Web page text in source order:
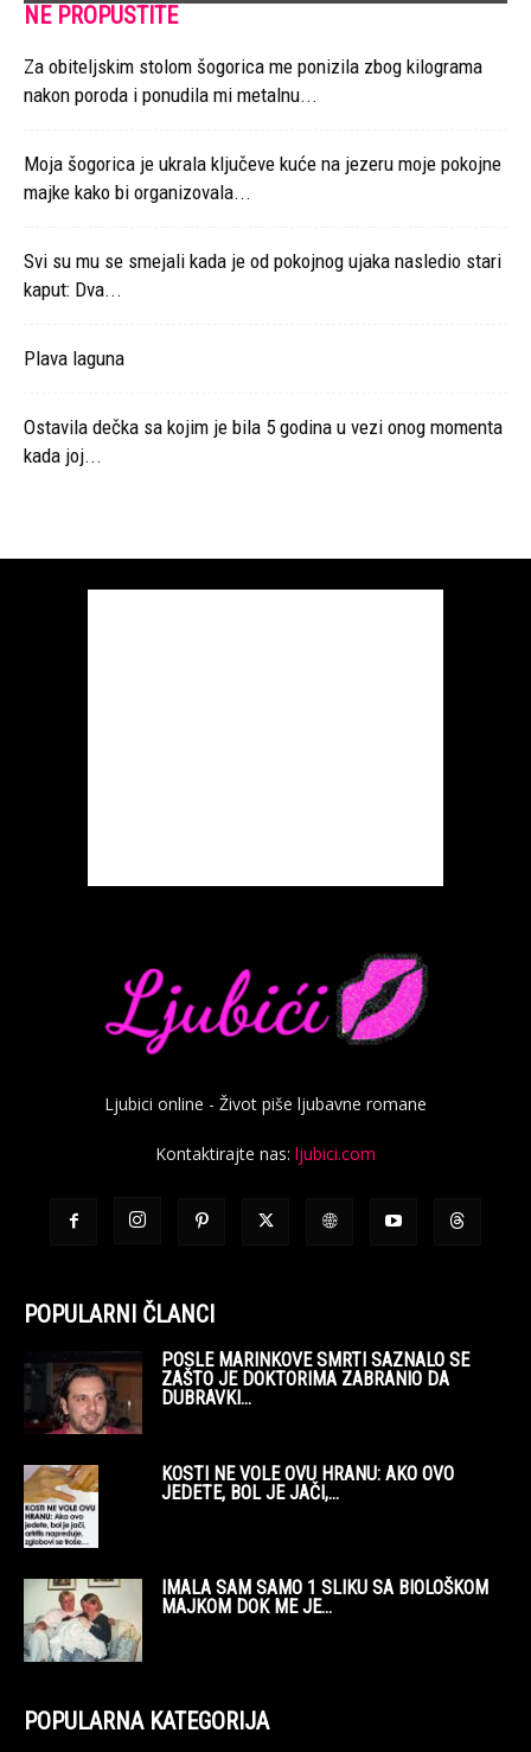
NE PROPUSTITE
Za obiteljskim stolom šogorica me ponizila zbog kilograma
nakon poroda i ponudila mi metalnu...
Moja šogorica je ukrala ključeve kuće na jezeru moje pokojne
majke kako bi organizovala...
Svi su mu se smejali kada je od pokojnog ujaka nasledio stari
kaput: Dva...
Plava laguna
Ostavila dečka sa kojim je bila 5 godina u vezi onog momenta
kada joj...
Ljubici online - Život piše ljubavne romane
Kontaktirajte nas: ljubici.com
POPULARNI ČLANCI
POSLE MARINKOVE SMRTI SAZNALO SE
ZAŠTO JE DOKTORIMA ZABRANIO DA
DUBRAVKI...
KOSTI NE VOLE OVU HRANU: AKO OVO
JEDETE, BOL JE JAČI,...
IMALA SAM SAMO 1 SLIKU SA BIOLOŠKOM
MAJKOM DOK ME JE...
POPULARNA KATEGORIJA